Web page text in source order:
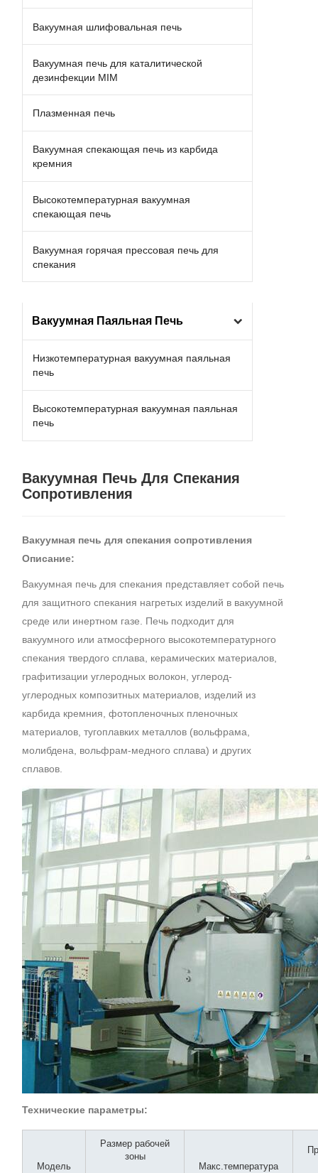
Вакуумная шлифовальная печь
Вакуумная печь для каталитической
дезинфекции MIM
Плазменная печь
Вакуумная спекающая печь из карбида
кремния
Высокотемпературная вакуумная
спекающая печь
Вакуумная горячая прессовая печь для
спекания
Вакуумная Паяльная Печь
Низкотемпературная вакуумная паяльная
печь
Высокотемпературная вакуумная паяльная
печь
Вакуумная Печь Для Спекания
Сопротивления
Вакуумная печь для спекания сопротивления
Описание:
Вакуумная печь для спекания представляет собой печь
для защитного спекания нагретых изделий в вакуумной
среде или инертном газе. Печь подходит для
вакуумного или атмосферного высокотемпературного
спекания твердого сплава, керамических материалов,
графитизации углеродных волокон, углерод-
углеродных композитных материалов, изделий из
карбида кремния, фотопленочных пленочных
материалов, тугоплавких металлов (вольфрама,
молибдена, вольфрам-медного сплава) и других
сплавов.
Технические параметры:
Модель
Размер рабочей
зоны
Макс.температура